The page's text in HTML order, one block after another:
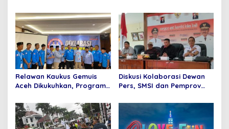
Terakhir
Relawan Kaukus Gemuis
Aceh Dikukuhkan, Program
Masyarakat dan Ulama
Diskusi Kolaborasi Dewan
Pers, SMSI dan Pemprov
Bisa Adaptasi dengan
Kemasan Baru